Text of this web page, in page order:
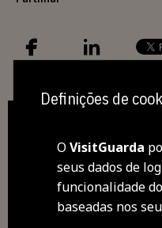
Definições de
OVisitGuarda
seus dados de
funcionalidade
baseadas nos